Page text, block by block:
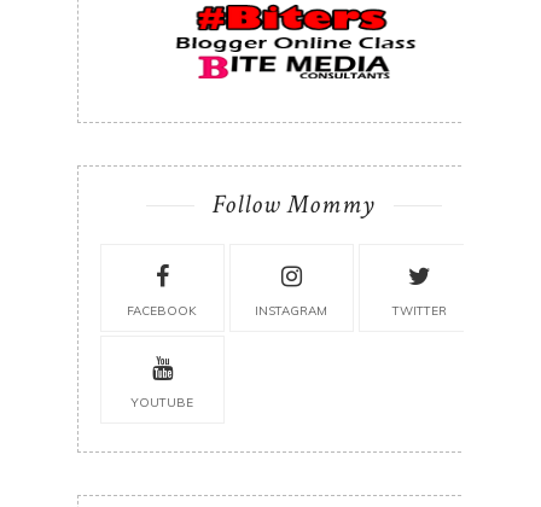
Follow Mommy
FACEBOOK INSTAGRAM TWITTER
YOUTUBE